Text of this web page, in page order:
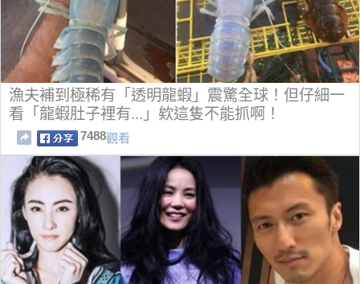
漁夫補到極稀有「透明龍蝦」震驚全球！但仔細一
看「龍蝦肚子裡有...」欸這隻不能抓啊！
7488觀看